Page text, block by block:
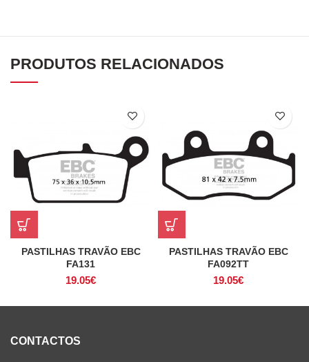
PRODUTOS RELACIONADOS
PASTILHAS TRAVÃO EBC
FA131
19.05€
PASTILHAS TRAVÃO EBC
FA092TT
19.05€
CONTACTOS